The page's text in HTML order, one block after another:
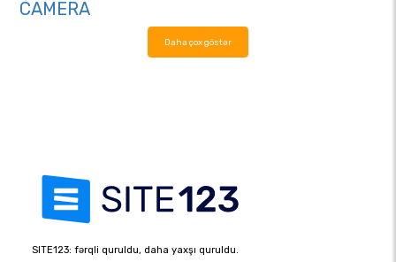
CAMERA
Daha çox göstər
SITE123: fərqli quruldu, daha yaxşı quruldu.